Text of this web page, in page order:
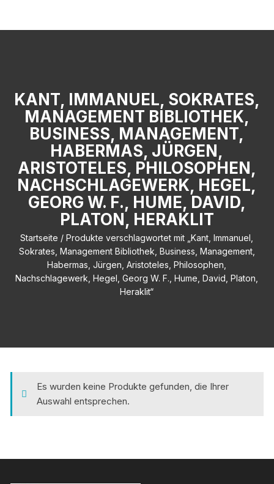
KANT, IMMANUEL, SOKRATES,
MANAGEMENT BIBLIOTHEK,
BUSINESS, MANAGEMENT,
HABERMAS, JÜRGEN,
ARISTOTELES, PHILOSOPHEN,
NACHSCHLAGEWERK, HEGEL,
GEORG W. F., HUME, DAVID,
PLATON, HERAKLIT
Startseite / Produkte verschlagwortet mit „Kant, Immanuel,
Sokrates, Management Bibliothek, Business, Management,
Habermas, Jürgen, Aristoteles, Philosophen,
Nachschlagewerk, Hegel, Georg W. F., Hume, David, Platon,
Heraklit“
Es wurden keine Produkte gefunden, die Ihrer
Auswahl entsprechen.